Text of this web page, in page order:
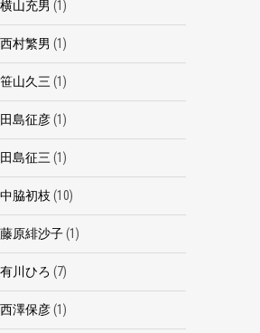
横山充男 (1)
西村繁男 (1)
笹山久三 (1)
田島征彦(1)
田島征三 (1)
中脇初枝 (10)
藤原緋沙子(1)
有川ひろ (7)
西澤保彦(1)